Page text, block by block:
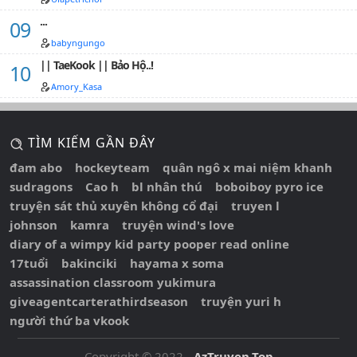
...
babyngungo
|| TaeKook || Bảo Hộ..!
Amory_Kasa
TÌM KIẾM GẦN ĐÂY
đam abo hockeyteam
quân ngô x mai niệm khanh
sudragons
Cao h bl nhân thú
boboiboy pyro ice
truyện sát thủ xuyên không cổ đại
truyen l
johnson
kamra
truyện wind's love
diary of a wimpy kid party pooper read online
17tuổi
bakinciki
hayama x soma
assassination classroom yukimura
giveagentcarterathirdseason
truyện yuri h
người thứ ba vkook